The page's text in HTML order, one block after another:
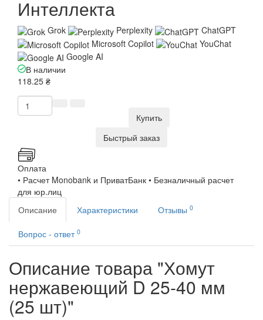
Интеллекта
Grok Perplexity
ChatGPT
Microsoft Copilot
YouChat
Google AI
В наличии
118.25 ₴
Купить
Быстрый заказ
Оплата
• Расчет Monobank и ПриватБанк • Безналичный расчет
для юр.лиц
Описание
Характеристики Отзывы 0
Вопрос - ответ 0
Описание товара "Хомут
нержавеющий D 25-40 мм
(25 шт)"